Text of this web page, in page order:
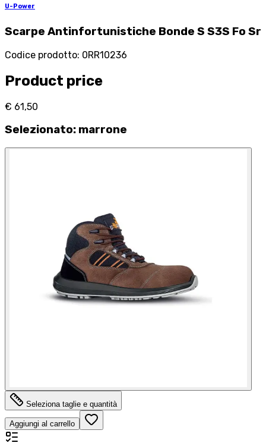
U-Power
Scarpe Antinfortunistiche Bonde S S3S Fo Sr
Codice prodotto: 0RR10236
Product price
€ 61,50
Selezionato: marrone
Seleziona taglie e quantità
Aggiungi al carrello